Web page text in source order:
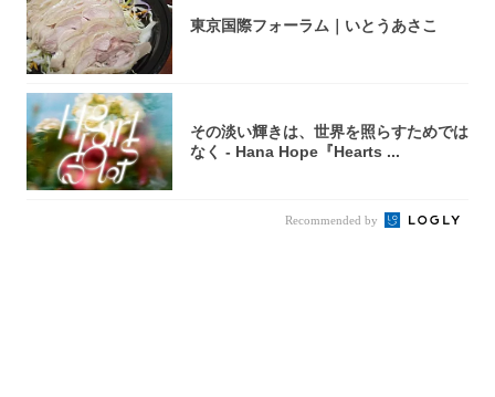
東京国際フォーラム｜いとうあさこ
その淡い輝きは、世界を照らすためでは
なく - Hana Hope『Hearts ...
Recommended by